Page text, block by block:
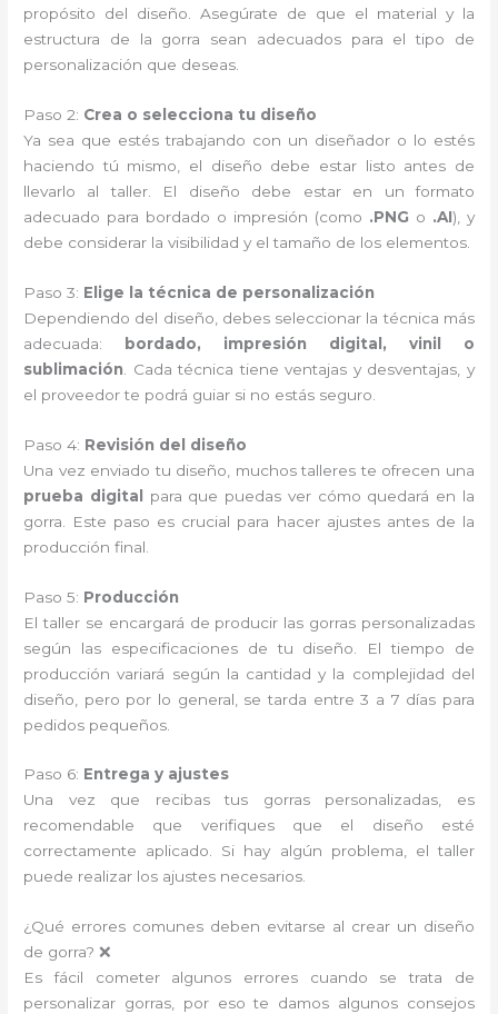
propósito del diseño. Asegúrate de que el material y la
estructura de la gorra sean adecuados para el tipo de
personalización que deseas.
Paso 2: Crea o selecciona tu diseño
Ya sea que estés trabajando con un diseñador o lo estés
haciendo tú mismo, el diseño debe estar listo antes de
llevarlo al taller. El diseño debe estar en un formato
adecuado para bordado o impresión (como .PNG o .AI), y
debe considerar la visibilidad y el tamaño de los elementos.
Paso 3: Elige la técnica de personalización
Dependiendo del diseño, debes seleccionar la técnica más
adecuada:
bordado, impresión digital, vinil o
sublimación . Cada técnica tiene ventajas y desventajas, y
el proveedor te podrá guiar si no estás seguro.
Paso 4: Revisión del diseño
Una vez enviado tu diseño, muchos talleres te ofrecen una
prueba digital
para que puedas ver cómo quedará en la
gorra. Este paso es crucial para hacer ajustes antes de la
producción final.
Paso 5: Producción
El taller se encargará de producir las gorras personalizadas
según las especificaciones de tu diseño. El tiempo de
producción variará según la cantidad y la complejidad del
diseño, pero por lo general, se tarda entre 3 a 7 días para
pedidos pequeños.
Paso 6: Entrega y ajustes
Una vez que recibas tus gorras personalizadas, es
recomendable que verifiques que el diseño esté
correctamente aplicado. Si hay algún problema, el taller
puede realizar los ajustes necesarios.
¿Qué errores comunes deben evitarse al crear un diseño
de gorra? ❌
Es fácil cometer algunos errores cuando se trata de
personalizar gorras, por eso te damos algunos consejos